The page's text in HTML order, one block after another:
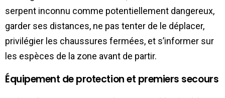
serpent inconnu comme potentiellement dangereux,
garder ses distances, ne pas tenter de le déplacer,
privilégier les chaussures fermées, et s’informer sur
les espèces de la zone avant de partir.
Équipement de protection et premiers secours